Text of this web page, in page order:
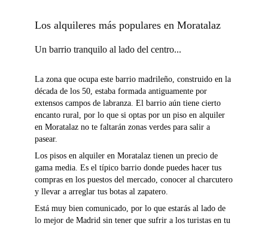
Los alquileres más populares en Moratalaz
Un barrio tranquilo al lado del centro...
La zona que ocupa este barrio madrileño, construido en la
década de los 50, estaba formada antiguamente por
extensos campos de labranza. El barrio aún tiene cierto
encanto rural, por lo que si optas por un piso en alquiler
en Moratalaz no te faltarán zonas verdes para salir a
pasear.
Los pisos en alquiler en Moratalaz tienen un precio de
gama media. Es el típico barrio donde puedes hacer tus
compras en los puestos del mercado, conocer al charcutero
y llevar a arreglar tus botas al zapatero.
Está muy bien comunicado, por lo que estarás al lado de
lo mejor de Madrid sin tener que sufrir a los turistas en tu